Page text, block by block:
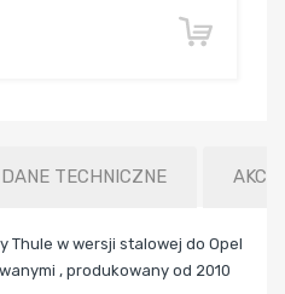
DANE TECHNICZNE
Thule w wersji stalowej do Opel
, produkowany od 2010